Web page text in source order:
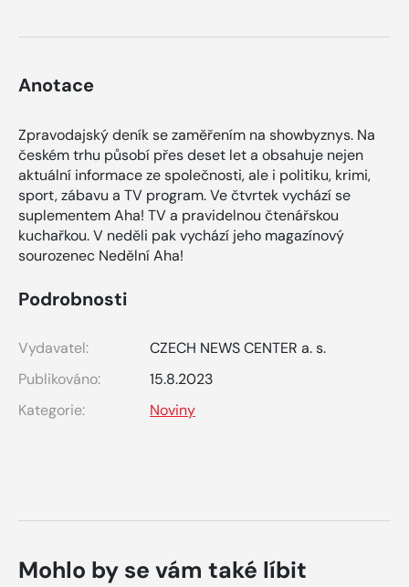
Anotace
Zpravodajský deník se zaměřením na showbyznys. Na
českém trhu působí přes deset let a obsahuje nejen
aktuální informace ze společnosti, ale i politiku, krimi,
sport, zábavu a TV program. Ve čtvrtek vychází se
suplementem Aha! TV a pravidelnou čtenářskou
kuchařkou. V neděli pak vychází jeho magazínový
sourozenec Nedělní Aha!
Podrobnosti
Vydavatel:
CZECH NEWS CENTER a. s.
Publikováno:
15.8.2023
Kategorie:
Noviny
Mohlo by se vám také líbit